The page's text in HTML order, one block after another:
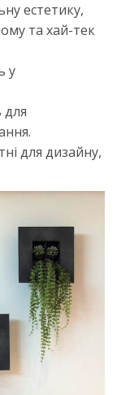
естетику,
та хай-тек
у
для
для дизайну,